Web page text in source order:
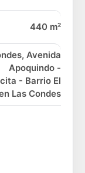
440 m²
Avenida
Apoquindo -
- Barrio El
Las Condes